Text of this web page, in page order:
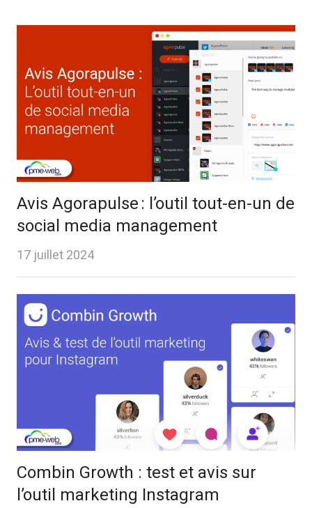
Avis Agorapulse : l’outil tout-en-un de
social media management
17 juillet 2024
Combin Growth : test et avis sur
l’outil marketing Instagram